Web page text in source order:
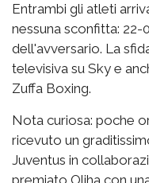
Entrambi gli atleti
nessuna sconfitta:
dell'avversario. La
televisiva su Sky e
Zuffa Boxing.
Nota curiosa: poche
ricevuto un
Juventus in